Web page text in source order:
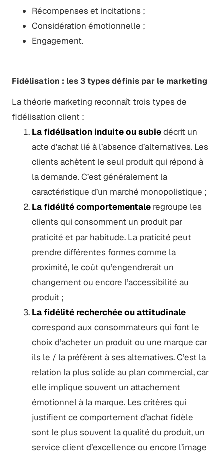
Récompenses et incitations ;
Considération émotionnelle ;
Engagement.
Fidélisation : les 3 types définis par le marketing
La théorie marketing reconnaît trois types de
fidélisation client :
La fidélisation induite ou subiedécrit un
acte d’achat lié à l’absence d’alternatives. Les
clients achètent le seul produit qui répond à
la demande. C’est généralement la
caractéristique d’un marché monopolistique ;
La fidélité comportementaleregroupe les
clients qui consomment un produit par
praticité et par habitude. La praticité peut
prendre différentes formes comme la
proximité, le coût qu’engendrerait un
changement ou encore l’accessibilité au
produit ;
La fidélité recherchée ou attitudinale
correspond aux consommateurs qui font le
choix d’acheter un produit ou une marque car
ils le / la préfèrent à ses alternatives. C’est la
relation la plus solide au plan commercial, car
elle implique souvent un attachement
émotionnel à la marque. Les critères qui
justifient ce comportement d’achat fidèle
sont le plus souvent la qualité du produit, un
service client d’excellence ou encore l’image